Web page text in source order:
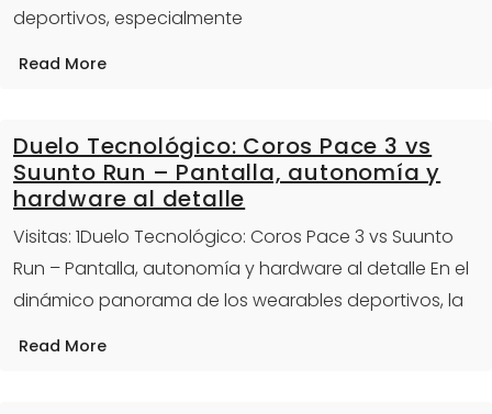
deportivos, especialmente
Read More
Duelo Tecnológico: Coros Pace 3 vs
Suunto Run – Pantalla, autonomía y
hardware al detalle
Visitas: 1Duelo Tecnológico: Coros Pace 3 vs Suunto
Run – Pantalla, autonomía y hardware al detalle En el
dinámico panorama de los wearables deportivos, la
Read More